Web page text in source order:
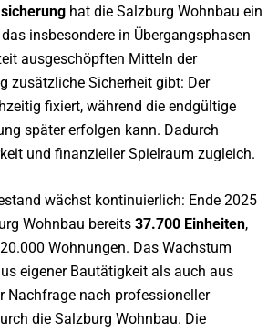
hat die Salzburg Wohnbau ein
insbesondere in Übergangsphasen
ausgeschöpften Mitteln der
zusätzliche Sicherheit gibt: Der
fixiert, während die endgültige
später erfolgen kann. Dadurch
und finanzieller Spielraum zugleich.
wächst kontinuierlich: Ende 2025
Wohnbau bereits 37.700 Einheiten,
Wohnungen. Das Wachstum
eigener Bautätigkeit als auch aus
Nachfrage nach professioneller
die Salzburg Wohnbau. Die